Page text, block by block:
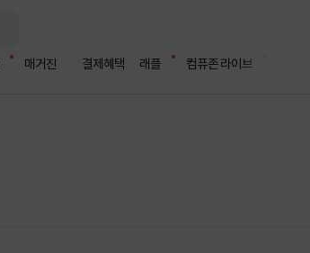
매거진 결제혜택 래플 컴퓨존 라이브